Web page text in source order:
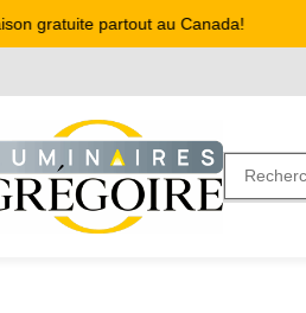
gratuite partout au Canada!